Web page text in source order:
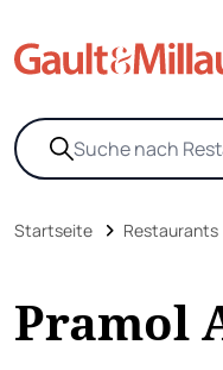
Startseite Restaurants
Pramol